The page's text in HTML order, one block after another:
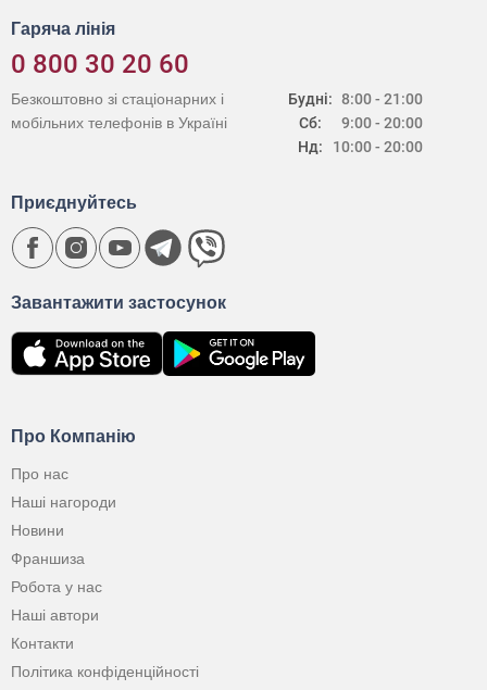
Гаряча лінія
0 800 30 20 60
Будні:
Сб:
Нд:
8:00 - 21:00
9:00 - 20:00
10:00 - 20:00
Безкоштовно зі стаціонарних і
мобільних телефонів в Україні
Про Компанію
Про нас
Наші нагороди
Новини
Франшиза
Робота у нас
Наші автори
Контакти
Політика конфіденційності
Завантажити застосунок
Приєднуйтесь